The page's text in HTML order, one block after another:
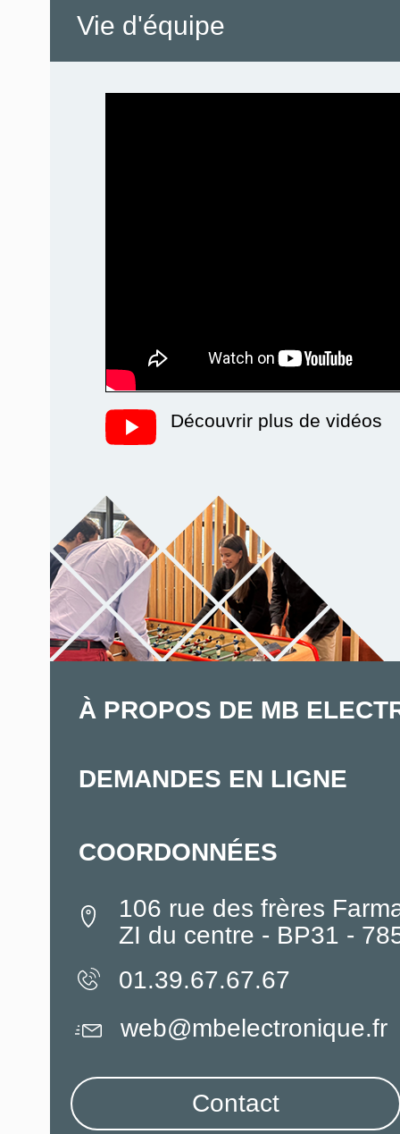
Vie d'équipe
Découvrir plus de vidéos
À PROPOS DE MB
DEMANDES EN LIGNE
COORDONNÉES
106 rue des frères
ZI du centre - BP31 -
01.39.67.67.67
web@mbelectronique.fr
Contact